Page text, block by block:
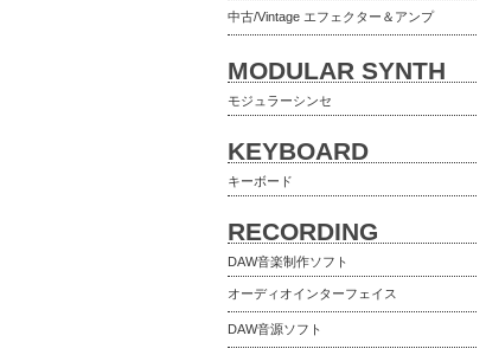
中古/Vintage エフェクター＆アンプ
MODULAR SYNTH
モジュラーシンセ
KEYBOARD
キーボード
RECORDING
DAW音楽制作ソフト
オーディオインターフェイス
DAW音源ソフト